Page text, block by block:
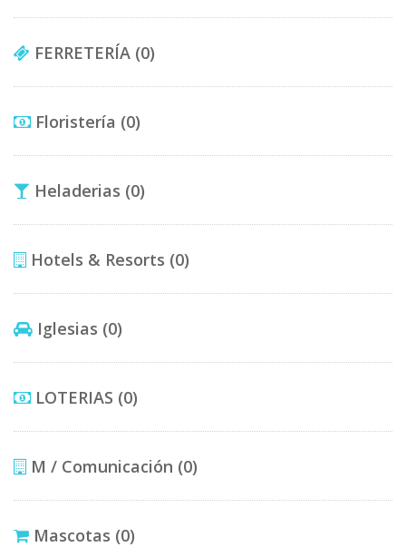
FERRETERÍA (0)
Floristería (0)
Heladerias (0)
Hotels & Resorts (0)
Iglesias (0)
LOTERIAS (0)
M / Comunicación (0)
Mascotas (0)